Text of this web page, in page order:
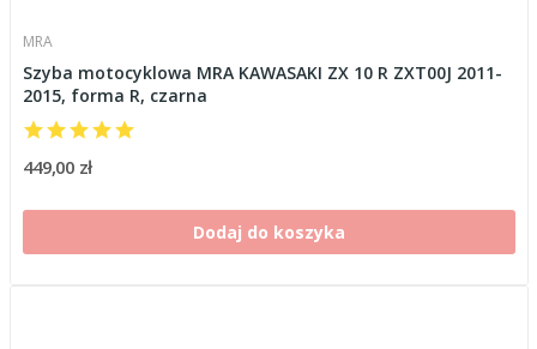
MRA
Szyba motocyklowa MRA KAWASAKI ZX 10 R ZXT00J 2011-
2015, forma R, czarna
449,00 zł
Dodaj do koszyka